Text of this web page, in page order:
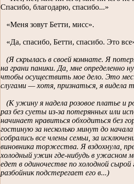
Спасибо, благодарю, спасибо...»
«Меня зовут Бетти, мисс».
«Да, спасибо, Бетти, спасибо. Это
(Я скрылась в своей комнате. Я
на грани паники. Да, мне
чтобы осуществить мое дело. Это
слугами — хотя, признаться, я видела
(К ужину я надела розовое платье и
раз без суеты из-за потерянных или
начинает нравиться обходиться без
гостиную за несколько минут до
собрались все члены семьи, за
виновника торжества. Я вздохнула,
холодный ужин где-нибудь в ужасном
едет в одиночестве по холодной сырой
разбойник подстерегает его в...)